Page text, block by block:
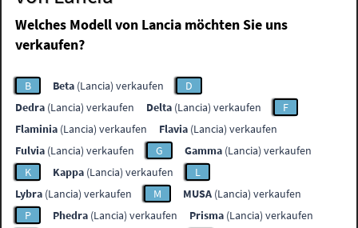
Welches Modell von Lancia möchten Sie uns
verkaufen?
B Beta (Lancia) verkaufen
D
Dedra (Lancia) verkaufen Delta (Lancia) verkaufen
F
Flaminia (Lancia) verkaufen Flavia (Lancia) verkaufen
Fulvia (Lancia) verkaufen G Gamma (Lancia) verkaufen
K
Kappa (Lancia) verkaufen
L
Lybra (Lancia) verkaufen M MUSA (Lancia) verkaufen
P
Phedra (Lancia) verkaufen Prisma (Lancia) verkaufen